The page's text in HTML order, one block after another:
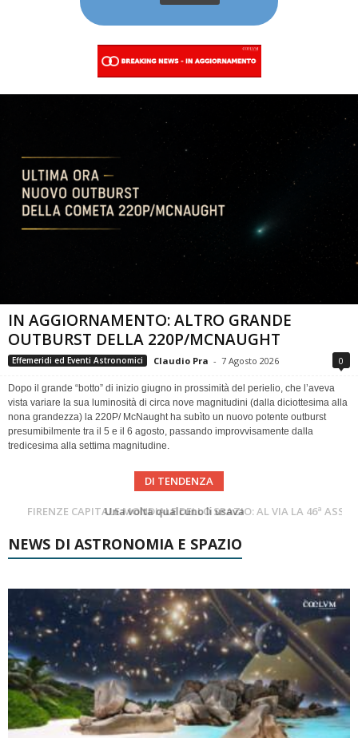
IN AGGIORNAMENTO: ALTRO GRANDE
OUTBURST DELLA 220P/MCNAUGHT
Effemeridi ed Eventi Astronomici Claudio Pra - 7 Agosto 2026 0
Dopo il grande “botto” di inizio giugno in prossimità del perielio, che l’aveva
vista variare la sua luminosità di circa nove magnitudini (dalla diciottesima alla
nona grandezza) la 220P/ McNaught ha subìto un nuovo potente outburst
presumibilmente tra il 5 e il 6 agosto, passando improvvisamente dalla
tredicesima alla settima magnitudine.
DI TENDENZA
FIRENZE CAPITALE MONDIALE DELLO SPAZIO: AL VIA LA 46ª ASSEMBLEA SCIENTIFICA DEL COSPAR
Cielo del Mese di Agosto 2026
NEWS DI ASTRONOMIA E SPAZIO